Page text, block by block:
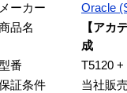
メーカー
Oracle
品名
【アカ
成
番
T5120
証条件
当社販